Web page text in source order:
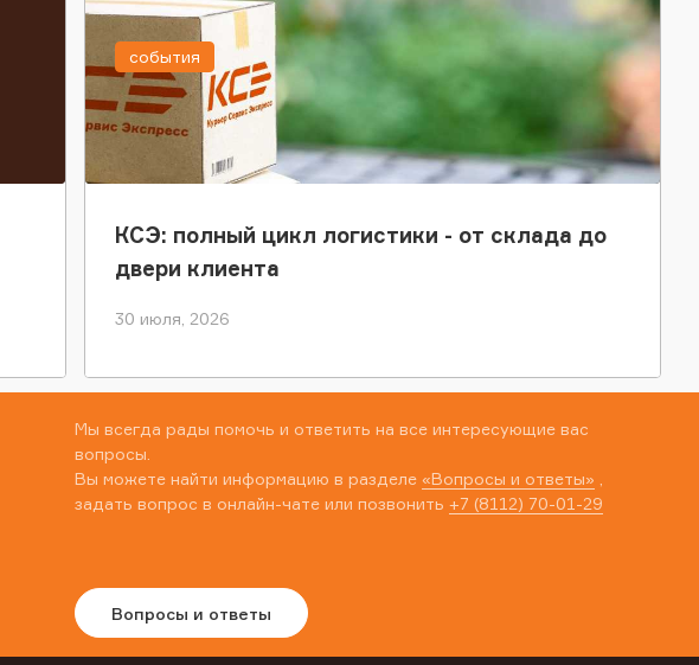
КСЭ: полный цикл логистики - от склада до
двери клиента
30 июля, 2026
события
Мы всегда рады помочь и ответить на все интересующие вас
вопросы.
Вы можете найти информацию в разделе «Вопросы и ответы»
задать вопрос в онлайн-чате или позвонить +7 (8112) 70-01-29
Вопросы и ответы